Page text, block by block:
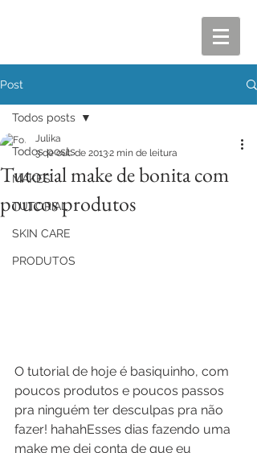
Post
Todos posts
MAKES
TUTORIAL
SKIN CARE
PRODUTOS
Todos posts
Tutorial make de bonita com
poucos produtos
Julika
3 de out. de 20132 min de leitura
O tutorial de hoje é basiquinho, com
poucos produtos e poucos passos
pra ninguém ter desculpas pra não
fazer! hahahEsses dias fazendo uma
make me dei conta de que eu